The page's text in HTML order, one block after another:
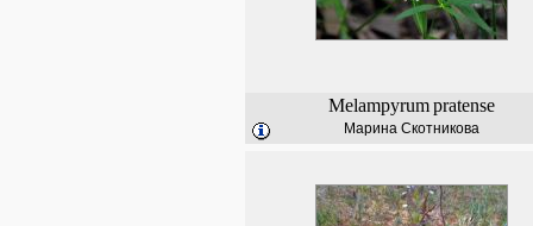
Melampyrumpratense
Марина Скотникова